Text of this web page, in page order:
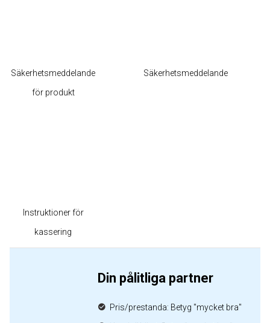
Säkerhetsmeddelande
för produkt
Säkerhetsmeddelande
Instruktioner för
kassering
Din pålitliga partner
Pris/prestanda: Betyg "mycket bra"